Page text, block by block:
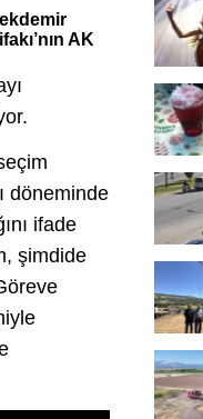
AK
döneminde
ifade
şimdide